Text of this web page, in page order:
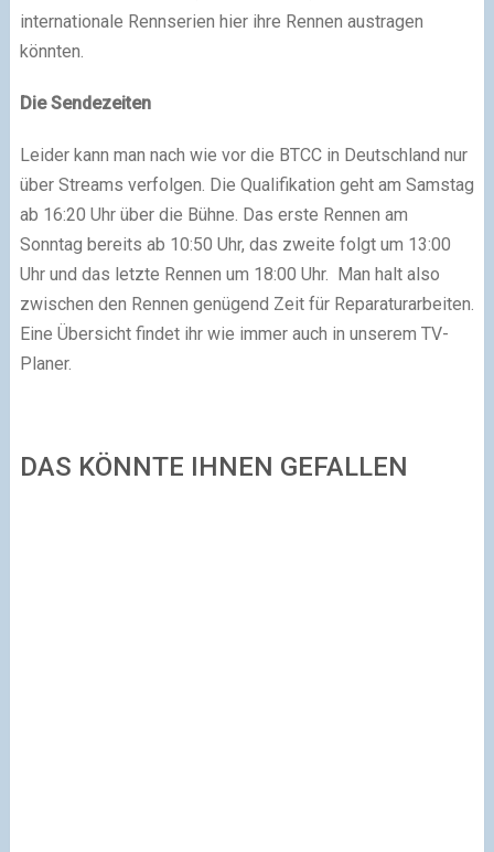
internationale Rennserien hier ihre Rennen austragen
könnten.
Die Sendezeiten
Leider kann man nach wie vor die BTCC in Deutschland nur
über Streams verfolgen. Die Qualifikation geht am Samstag
ab 16:20 Uhr über die Bühne. Das erste Rennen am
Sonntag bereits ab 10:50 Uhr, das zweite folgt um 13:00
Uhr und das letzte Rennen um 18:00 Uhr. Man halt also
zwischen den Rennen genügend Zeit für Reparaturarbeiten.
Eine Übersicht findet ihr wie immer auch in unserem TV-
Planer.
DAS KÖNNTE IHNEN GEFALLEN